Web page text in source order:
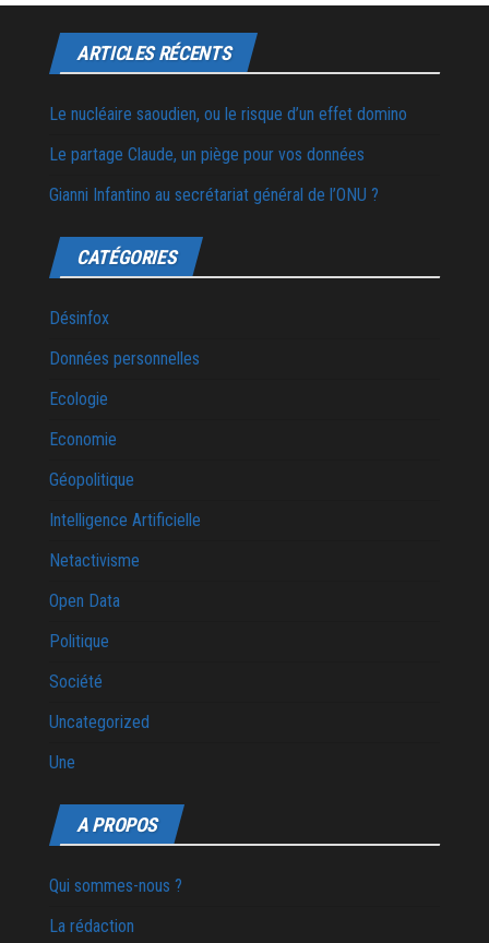
ARTICLES RÉCENTS
Le nucléaire saoudien, ou le risque d’un effet domino
Le partage Claude, un piège pour vos données
Gianni Infantino au secrétariat général de l’ONU ?
CATÉGORIES
Désinfox
Données personnelles
Ecologie
Economie
Géopolitique
Intelligence Artificielle
Netactivisme
Open Data
Politique
Société
Uncategorized
Une
A PROPOS
Qui sommes-nous ?
La rédaction